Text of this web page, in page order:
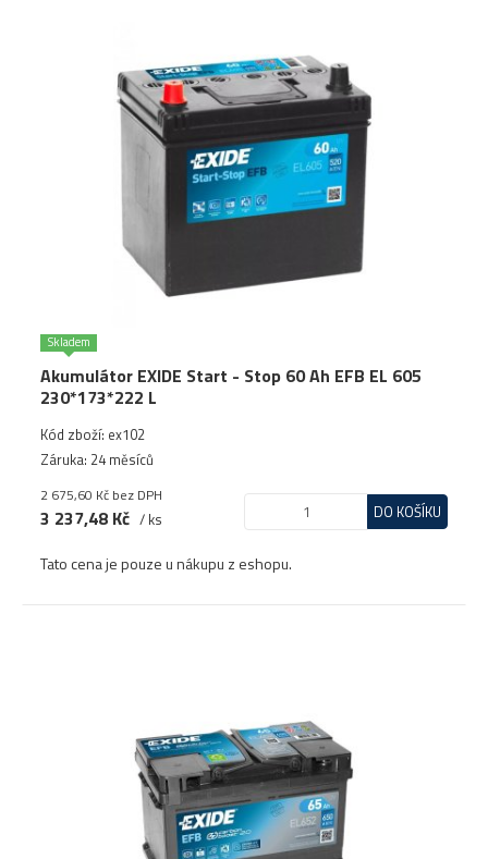
Skladem
Akumulátor EXIDE Start - Stop 60 Ah EFB EL 605
230*173*222 L
Kód zboží: ex102
Záruka: 24 měsíců
2 675,60 Kč bez DPH
3 237,48 Kč / ks DO KOŠÍKU
Tato cena je pouze u nákupu z eshopu.